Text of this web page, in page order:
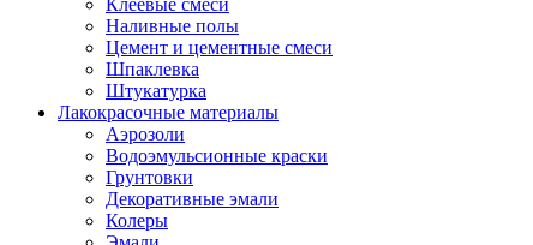
Клеевые смеси
Наливные полы
Цемент и цементные смеси
Шпаклевка
Штукатурка
Лакокрасочные материалы
Аэрозоли
Водоэмульсионные краски
Грунтовки
Декоративные эмали
Колеры